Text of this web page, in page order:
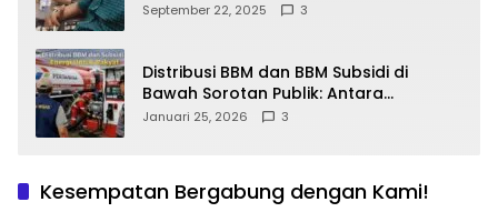
September 22, 2025 3
Distribusi BBM dan BBM Subsidi di
Bawah Sorotan Publik: Antara
Kepentingan Negara, Hak Konsumen,
Januari 25, 2026 3
Kesempatan Bergabung dengan Kami!